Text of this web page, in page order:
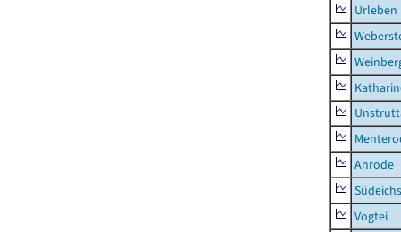
Urleben
Anrode
Vogtei